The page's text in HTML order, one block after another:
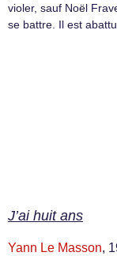
violer, sauf Noël
se battre. Il est
J’ai huit ans
Yann Le Masson,